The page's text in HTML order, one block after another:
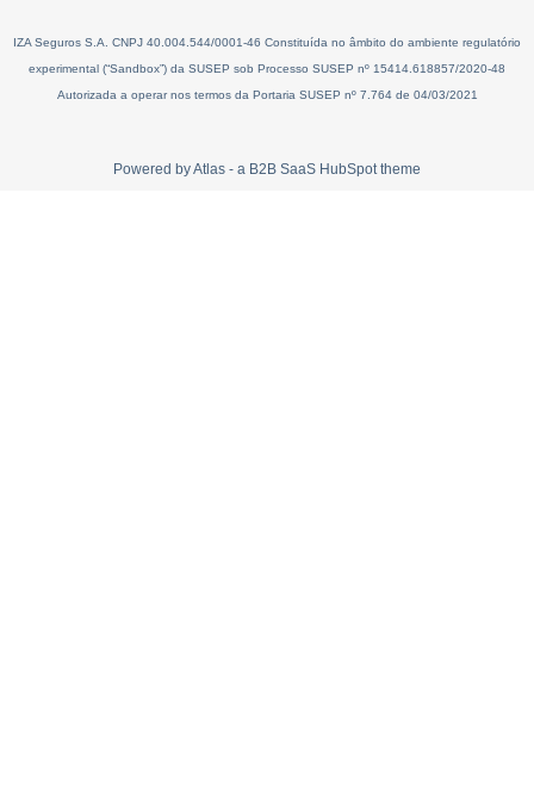
IZA Seguros S.A. CNPJ 40.004.544/0001-46 Constituída no âmbito do ambiente regulatório
experimental (“Sandbox”) da SUSEP sob Processo SUSEP nº 15414.618857/2020-48
Autorizada a operar nos termos da Portaria SUSEP nº 7.764 de 04/03/2021
Powered by Atlas - a B2B SaaS HubSpot theme